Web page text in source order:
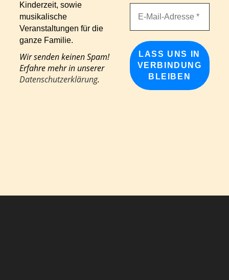
Kinderzeit, sowie
musikalische
Veranstaltungen für die
ganze Familie.
Wir senden keinen Spam!
Erfahre mehr in unserer
Datenschutzerklärung.